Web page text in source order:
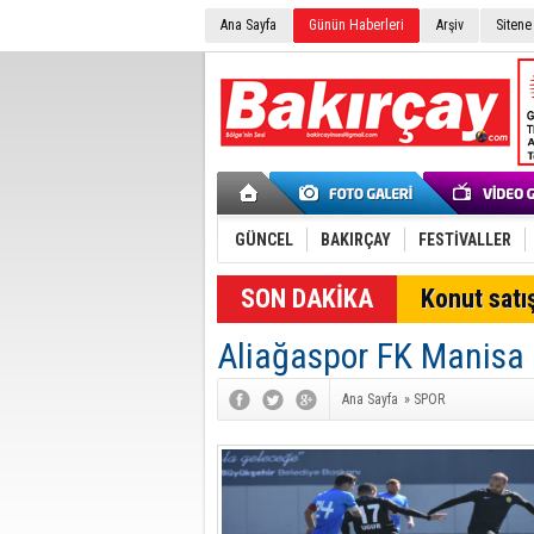
Ana Sayfa Günün Haberleri Arşiv
GÜNCEL BAKIRÇAY FESTİVALLER
SON DAKİKA Konut
Aliağaspor FK Manisa
Ana Sayfa » SPOR